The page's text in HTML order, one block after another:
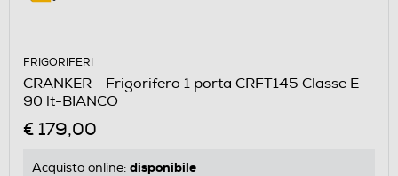
FRIGORIFERI
CRANKER - Frigorifero 1 porta CRFT145 Classe E
90 lt-BIANCO
€ 179,00
Acquisto online: disponibile